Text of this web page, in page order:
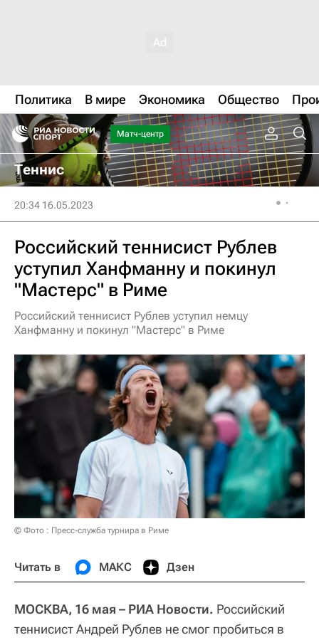
Политика В мире Экономика Общество
Матч-центр
Теннис
20:34 16.05.2023
Российский теннисист Рублев
уступил Ханфманну и покинул
"Мастерс" в Риме
Российский теннисист Рублев уступил немцу
Ханфманну и покинул "Мастерс" в Риме
© Фото : Пресс-служба турнира в Риме
Читать в МАКС Дзен
МОСКВА, 16 мая – РИА Новости. Российский
теннисист Андрей Рублев не смог пробиться в